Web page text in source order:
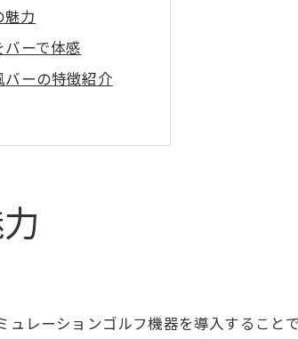
魅力
ーで体感
ーの特徴紹介
がる楽しみ方
析機器が魅力
な夜を演出
ター体験の魅力
ミュレーター
レーションゴルフ機器を導入すること